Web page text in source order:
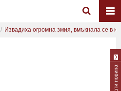
Извадиха огромна змия, вмъкнала се в